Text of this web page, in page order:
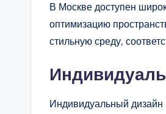
В Москве доступен
оптимизацию
стильную среду,
Индивидуальный дизайн